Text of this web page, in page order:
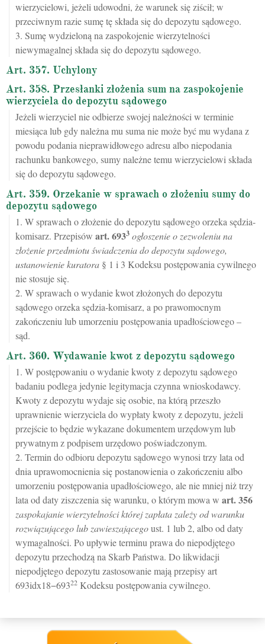
wierzycielowi, jeżeli udowodni, że warunek się ziścił; w
przeciwnym razie sumę tę składa się do depozytu sądowego.
3. Sumę wydzieloną na zaspokojenie wierzytelności
niewymagalnej składa się do depozytu sądowego.
Art. 357. Uchylony
Art. 358. Przesłanki złożenia sum na zaspokojenie
wierzyciela do depozytu sądowego
Jeżeli wierzyciel nie odbierze swojej należności w terminie
miesiąca lub gdy należna mu suma nie może być mu wydana z
powodu podania nieprawidłowego adresu albo niepodania
rachunku bankowego, sumy należne temu wierzycielowi składa
się do depozytu sądowego.
Art. 359. Orzekanie w sprawach o złożeniu sumy do
depozytu sądowego
1. W sprawach o złożenie do depozytu sądowego orzeka sędzia-
komisarz. Przepisów art.6933 ogłoszenie o zezwoleniu na
złożenie przedmiotu świadczenia do depozytu sądowego,
ustanowienie kuratora § 1 i 3 Kodeksu postępowania cywilnego
nie stosuje się.
2. W sprawach o wydanie kwot złożonych do depozytu
sądowego orzeka sędzia-komisarz, a po prawomocnym
zakończeniu lub umorzeniu postępowania upadłościowego –
sąd.
Art. 360. Wydawanie kwot z depozytu sądowego
1. W postępowaniu o wydanie kwoty z depozytu sądowego
badaniu podlega jedynie legitymacja czynna wnioskodawcy.
Kwoty z depozytu wydaje się osobie, na którą przeszło
uprawnienie wierzyciela do wypłaty kwoty z depozytu, jeżeli
przejście to będzie wykazane dokumentem urzędowym lub
prywatnym z podpisem urzędowo poświadczonym.
2. Termin do odbioru depozytu sądowego wynosi trzy lata od
dnia uprawomocnienia się postanowienia o zakończeniu albo
umorzeniu postępowania upadłościowego, ale nie mniej niż trzy
lata od daty ziszczenia się warunku, o którym mowa w art.356
zaspokajanie wierzytelności której zapłata zależy od warunku
rozwiązującego lub zawieszającegoust. 1 lub 2, albo od daty
wymagalności. Po upływie terminu prawa do niepodjętego
depozytu przechodzą na Skarb Państwa. Do likwidacji
niepodjętego depozytu zastosowanie mają przepisy art
693idx18−69322 Kodeksu postępowania cywilnego.